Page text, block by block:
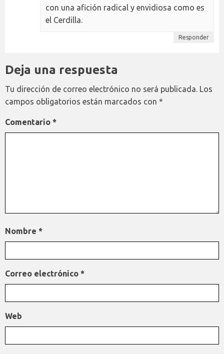
con una afición radical y envidiosa como es
el Cerdilla.
Responder
Deja una respuesta
Tu dirección de correo electrónico no será publicada. Los
campos obligatorios están marcados con *
Comentario *
Nombre *
Correo electrónico *
Web